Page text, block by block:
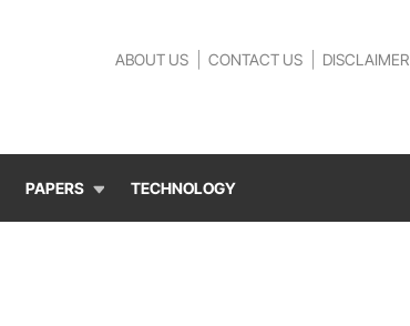
ABOUT US CONTACT US DISCLAIMER
PAPERS TECHNOLOGY